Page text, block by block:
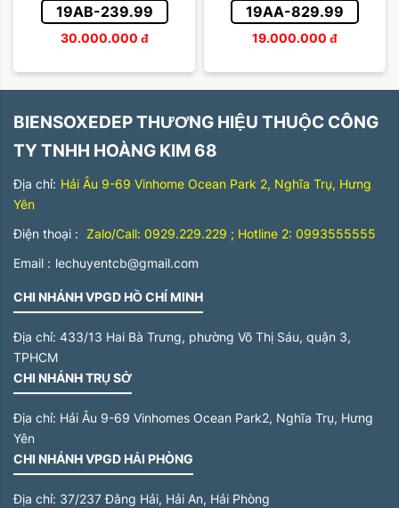
19AB-239.99
30.000.000 đ
19AA-829.99
19.000.000 đ
BIENSOXEDEP THƯƠNG HIỆU THUỘC CÔNG
TY TNHH HOÀNG KIM 68
Địa chỉ: Hải Âu 9-69 Vinhome Ocean Park 2, Nghĩa Trụ, Hưng
Yên
Điện thoại : Zalo/Call: 0929.229.229 ; Hotline 2: 0993555555
Email : lechuyentcb@gmail.com
CHI NHÁNH VPGD HỒ CHÍ MINH
Địa chỉ: 433/13 Hai Bà Trưng, phường Võ Thị Sáu, quận 3,
TPHCM
CHI NHÁNH TRỤ SỞ
Địa chỉ: Hải Âu 9-69 Vinhomes Ocean Park2, Nghĩa Trụ, Hưng
Yên
CHI NHÁNH VPGD HẢI PHÒNG
Địa chỉ: 37/237 Đằng Hải, Hải An, Hải Phòng